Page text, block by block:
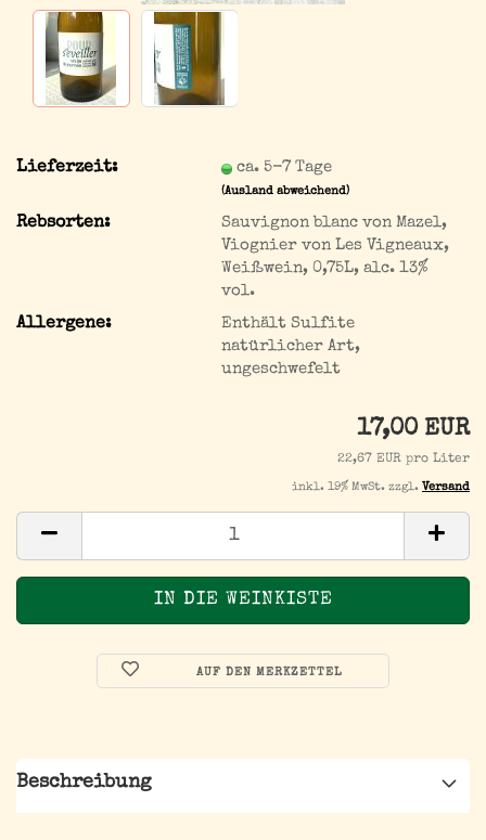
Lieferzeit: ca. 5-7 Tage
(Ausland abweichend)
Rebsorten:
Sauvignon blanc von Mazel,
Viognier von Les Vigneaux,
Weißwein, 0,75L, alc. 13%
vol.
Allergene:
Enthält Sulfite
natürlicher Art,
ungeschwefelt
17,00 EUR
22,67 EUR pro Liter
inkl. 19% MwSt. zzgl. Versand
AUF DEN MERKZETTEL
Beschreibung